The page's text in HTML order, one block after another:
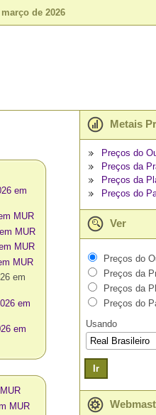
de 2026
em
MUR
MUR
MUR
MUR
em
em
em
MUR
Metais
Preços do
Preços da
Preços da
Preços do
Ver
Preços do
Preços da
Preços da
Preços do
Usando
Ir